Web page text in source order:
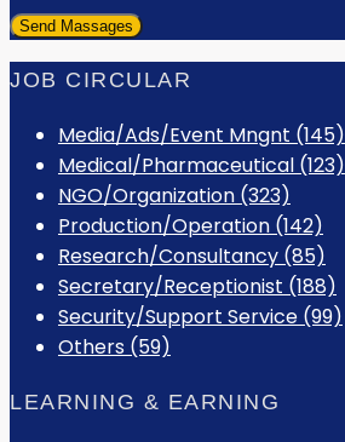
JOB CIRCULAR
Media/Ads/Event Mngnt (145)
Medical/Pharmaceutical (123)
NGO/Organization (323)
Production/Operation (142)
Research/Consultancy (85)
Secretary/Receptionist (188)
Security/Support Service (99)
Others (59)
LEARNING & EARNING